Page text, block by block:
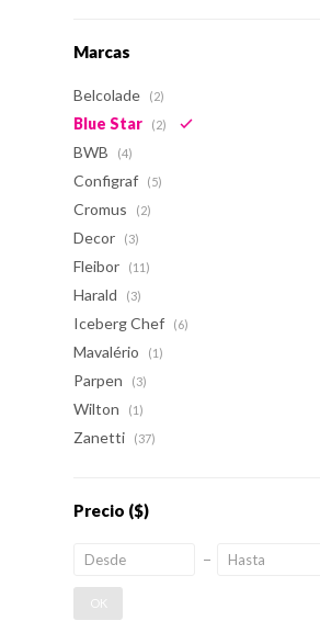
Marcas
Belcolade (2)
Blue Star (2)
BWB (4)
Configraf (5)
Cromus (2)
Decor (3)
Fleibor (11)
Harald (3)
Iceberg Chef (6)
Mavalério (1)
Parpen (3)
Wilton (1)
Zanetti (37)
Precio ($)
OK